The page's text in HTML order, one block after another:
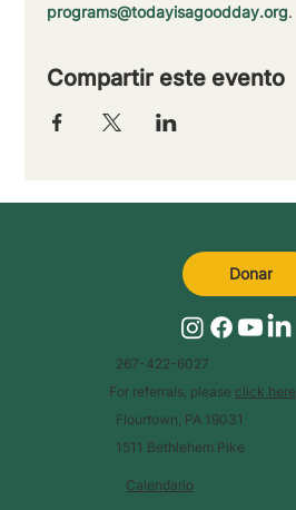
programs@todayisagoodday.org.
Compartir este evento
Calendario
267-422-6027
For referrals, please click here
Flourtown, PA 19031
1511 Bethlehem Pike
Donar